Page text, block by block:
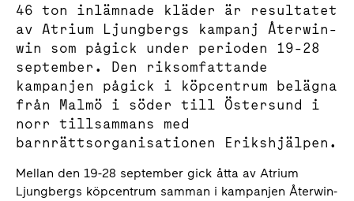
46 ton inlämnade kläder är resultatet
av Atrium Ljungbergs kampanj Återwin-
win som pågick under perioden 19-28
september. Den riksomfattande
kampanjen pågick i köpcentrum belägna
från Malmö i söder till Östersund i
norr tillsammans med
barnrättsorganisationen Erikshjälpen.
Mellan den 19-28 september gick åtta av Atrium
Ljungbergs köpcentrum samman i kampanjen Återwin-